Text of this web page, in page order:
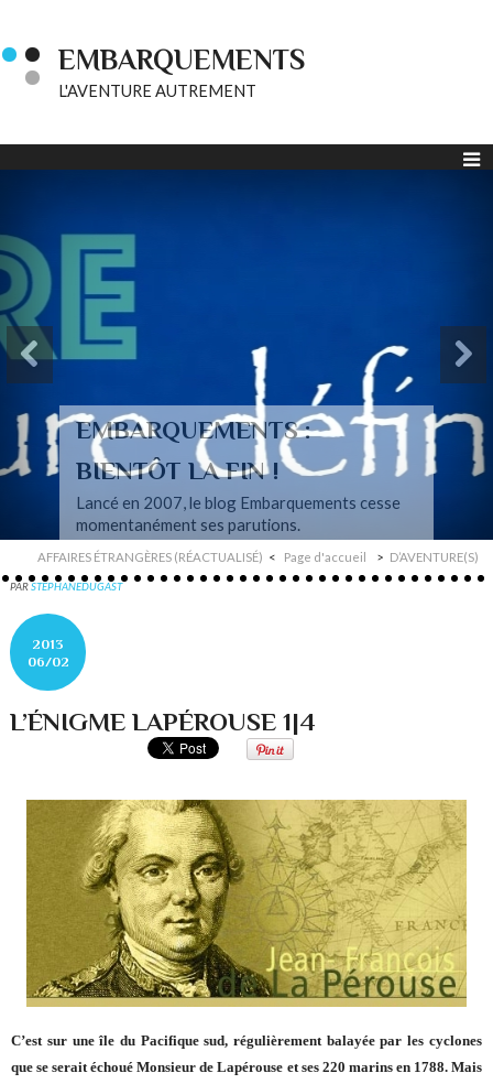
EMBARQUEMENTS
L'AVENTURE AUTREMENT
EMBARQUEMENTS :
BIENTÔT LA FIN !
Lancé en 2007, le blog Embarquements cesse
momentanément ses parutions.
AFFAIRES ÉTRANGÈRES (RÉACTUALISÉ) Page d'accueil D’AVENTURE(S)
PARSTEPHANEDUGAST
2013
06/02
L’ÉNIGME LAPÉROUSE 1|4
C’est sur une île du Pacifique sud, régulièrement balayée par les cyclones
que se serait échoué Monsieur de Lapérouse et ses 220 marins en 1788. Mais